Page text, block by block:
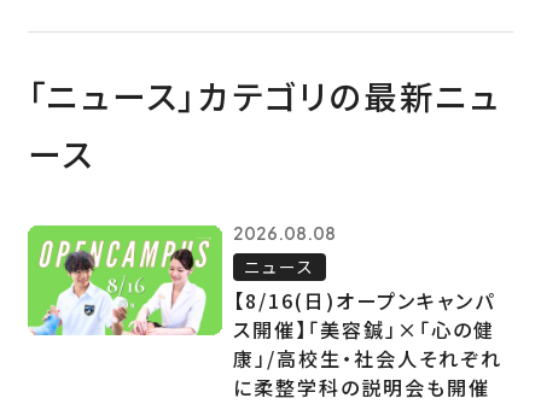
「ニュース」カテゴリの最新ニュ
ース
2026.08.08
ニュース
【8/16(日)オープンキャンパ
ス開催】「美容鍼」×「心の健
康」/高校生・社会人それぞれ
に柔整学科の説明会も開催